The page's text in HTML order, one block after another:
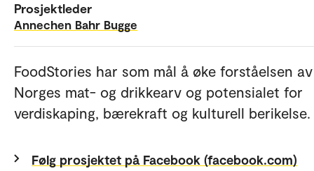
Prosjektleder
Annechen Bahr Bugge
FoodStories har som mål å øke forståelsen av
Norges mat- og drikkearv og potensialet for
verdiskaping, bærekraft og kulturell berikelse.
Følg prosjektet på Facebook (facebook.com)